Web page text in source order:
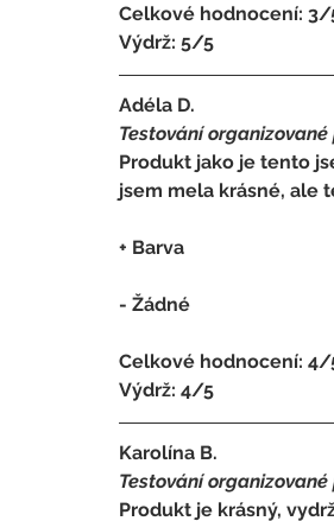
Celkové hodnocení: 3/
Výdrž: 5/5
Adéla D.
Testování
Produkt jako je tento
jsem mela krásné, ale
+ Barva
- Žádné
Celkové hodnocení: 4/
Výdrž: 4/5
Karolína B.
Testování
Produkt je krásný,